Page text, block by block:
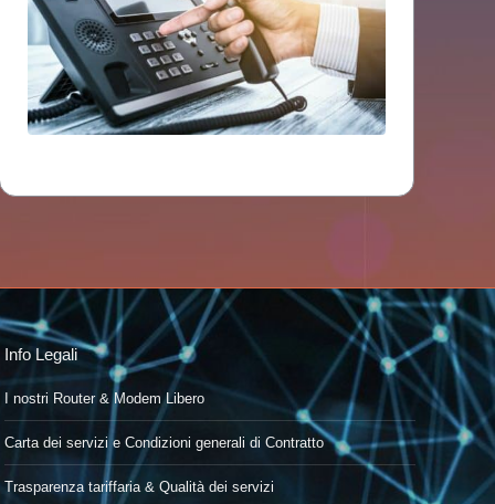
Info Legali
I nostri Router & Modem Libero
Carta dei servizi e Condizioni generali di Contratto
Trasparenza tariffaria & Qualità dei servizi